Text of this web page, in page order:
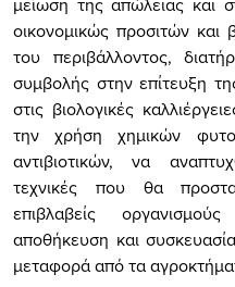
οικονομικώς προσιτών και
του περιβάλλοντος,
συμβολής στην επίτευξη
στις βιολογικές
την χρήση χημικών
αντιβιοτικών, να
τεχνικές που θα
επιβλαβείς
αποθήκευση και
μεταφορά από τα